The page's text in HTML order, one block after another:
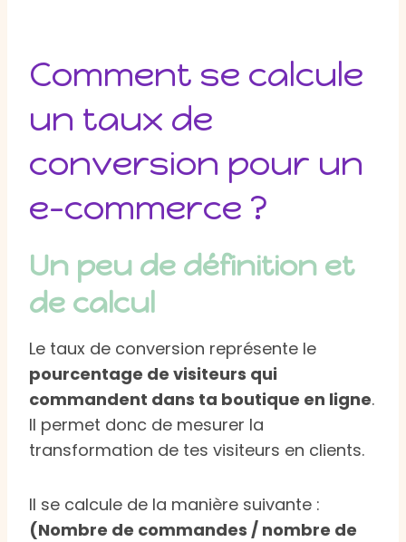
Comment se calcule
un taux de
conversion pour un
e-commerce ?
Un peu de définition et
de calcul
Le taux de conversion représente le
pourcentage de visiteurs qui
commandent dans ta boutique en ligne.
Il permet donc de mesurer la
transformation de tes visiteurs en clients.
Il se calcule de la manière suivante :
(Nombre de commandes / nombre de